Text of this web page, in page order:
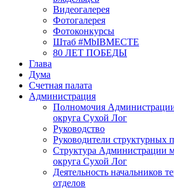
Видеогалерея
Фотогалерея
Фотоконкурсы
Штаб #MbIBMECTE
80 ЛЕТ ПОБЕДЫ
Глава
Дума
Счетная палата
Администрация
Полномочия
округа Сухой Лог
Руководство
Руководители структурных
Структура Администрации
округа Сухой Лог
Деятельность начальников
отделов